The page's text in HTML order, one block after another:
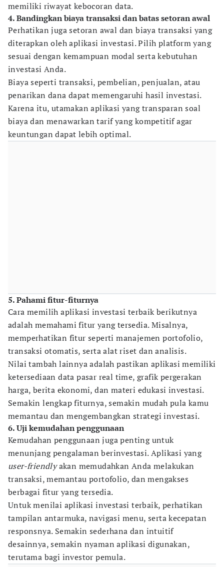
memiliki riwayat kebocoran data.
4. Bandingkan biaya transaksi dan batas setoran awal
Perhatikan juga setoran awal dan biaya transaksi yang
diterapkan oleh aplikasi investasi. Pilih platform yang
sesuai dengan kemampuan modal serta kebutuhan
investasi Anda.
Biaya seperti transaksi, pembelian, penjualan, atau
penarikan dana dapat memengaruhi hasil investasi.
Karena itu, utamakan aplikasi yang transparan soal
biaya dan menawarkan tarif yang kompetitif agar
keuntungan dapat lebih optimal.
5. Pahami fitur-fiturnya
Cara memilih aplikasi investasi terbaik berikutnya
adalah memahami fitur yang tersedia. Misalnya,
memperhatikan fitur seperti manajemen portofolio,
transaksi otomatis, serta alat riset dan analisis.
Nilai tambah lainnya adalah pastikan aplikasi memiliki
ketersediaan data pasar real time, grafik pergerakan
harga, berita ekonomi, dan materi edukasi investasi.
Semakin lengkap fiturnya, semakin mudah pula kamu
memantau dan mengembangkan strategi investasi.
6. Uji kemudahan penggunaan
Kemudahan penggunaan juga penting untuk
menunjang pengalaman berinvestasi. Aplikasi yang
user-friendlyakan memudahkan Anda melakukan
transaksi, memantau portofolio, dan mengakses
berbagai fitur yang tersedia.
Untuk menilai aplikasi investasi terbaik, perhatikan
tampilan antarmuka, navigasi menu, serta kecepatan
responsnya. Semakin sederhana dan intuitif
desainnya, semakin nyaman aplikasi digunakan,
terutama bagi investor pemula.